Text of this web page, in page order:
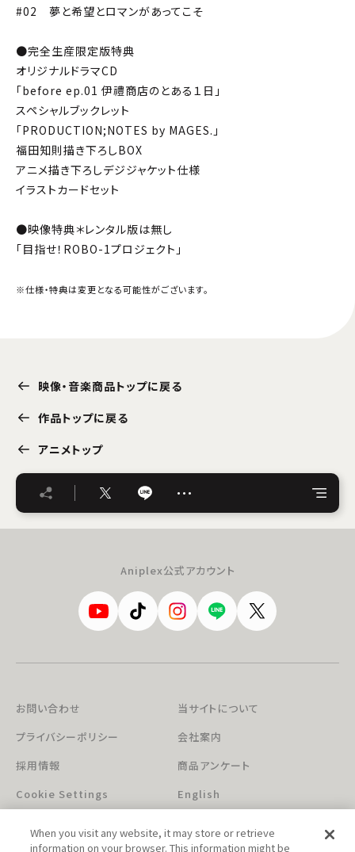
#02 夢と希望とロマンがあってこそ
●完全生産限定版特典
オリジナルドラマCD
「before ep.01 伊禮商店のとある１日」
スペシャルブックレット
「PRODUCTION;NOTES by MAGES.」
福田知則描き下ろしBOX
アニメ描き下ろしデジジャケット仕様
イラストカードセット
●映像特典＊レンタル版は無し
「目指せ！ROBO-1プロジェクト」
※仕様・特典は変更となる可能性がございます。
映像・音楽商品トップに戻る
作品トップに戻る
アニメトップ
…
Aniplex公式アカウント
お問い合わせ
当サイトについて
プライバシーポリシー
会社案内
採用情報
商品アンケート
Cookie Settings
English
When you visit any website, it may store or retrieve
information on your browser. This information might be